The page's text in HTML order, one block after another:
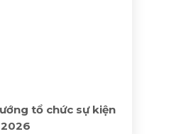
tổ chức sự kiện
2026